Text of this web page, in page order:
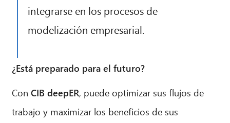
integrarse en los procesos de
modelización empresarial.
¿Está preparado para el futuro?
ConCIB deepER, puede optimizar sus flujos de
trabajo y maximizar los beneficios de sus